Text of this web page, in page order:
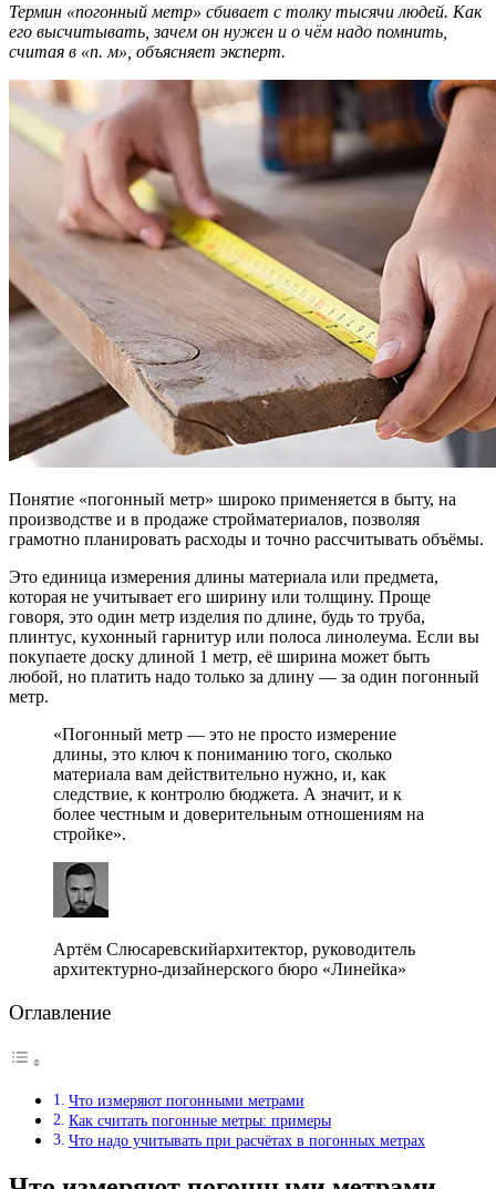
Термин «погонный метр» сбивает с толку тысячи людей. Как
его высчитывать, зачем он нужен и о чём надо помнить,
считая в «п. м», объясняет эксперт.
Понятие «погонный метр» широко применяется в быту, на
производстве и в продаже стройматериалов, позволяя
грамотно планировать расходы и точно рассчитывать объёмы.
Это единица измерения длины материала или предмета,
которая не учитывает его ширину или толщину. Проще
говоря, это один метр изделия по длине, будь то труба,
плинтус, кухонный гарнитур или полоса линолеума. Если вы
покупаете доску длиной 1 метр, её ширина может быть
любой, но платить надо только за длину — за один погонный
метр.
«Погонный метр — это не просто измерение
длины, это ключ к пониманию того, сколько
материала вам действительно нужно, и, как
следствие, к контролю бюджета. А значит, и к
более честным и доверительным отношениям на
стройке».
Артём Слюсаревскийархитектор, руководитель
архитектурно-дизайнерского бюро «Линейка»
Оглавление
Что измеряют погонными метрами
Как считать погонные метры: примеры
Что надо учитывать при расчётах в погонных метрах